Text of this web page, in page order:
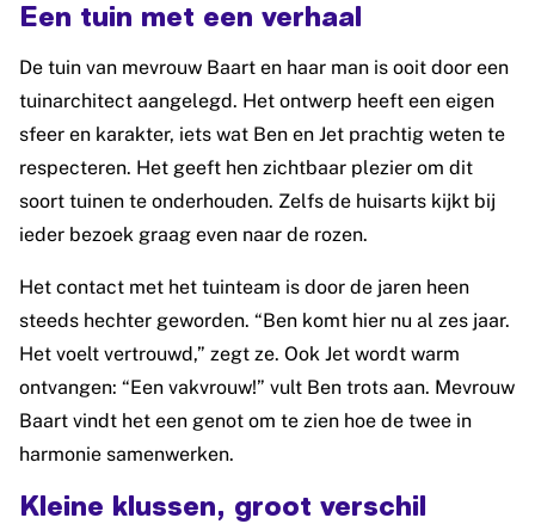
Een tuin met een verhaal
De tuin van mevrouw Baart en haar man is ooit door een
tuinarchitect aangelegd. Het ontwerp heeft een eigen
sfeer en karakter, iets wat Ben en Jet prachtig weten te
respecteren. Het geeft hen zichtbaar plezier om dit
soort tuinen te onderhouden. Zelfs de huisarts kijkt bij
ieder bezoek graag even naar de rozen.
Het contact met het tuinteam is door de jaren heen
steeds hechter geworden. “Ben komt hier nu al zes jaar.
Het voelt vertrouwd,” zegt ze. Ook Jet wordt warm
ontvangen: “Een vakvrouw!” vult Ben trots aan. Mevrouw
Baart vindt het een genot om te zien hoe de twee in
harmonie samenwerken.
Kleine klussen, groot verschil